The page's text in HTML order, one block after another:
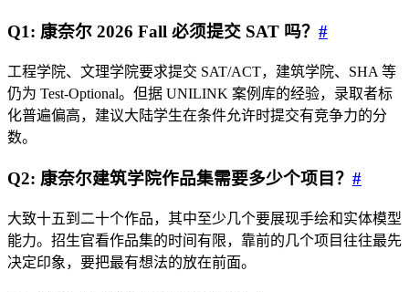
Q1: 康奈尔 2026 Fall 必须提交 SAT 吗？ #
工程学院、文理学院要求提交 SAT/ACT，建筑学院、SHA 等
仍为 Test-Optional。但据 UNILINK 案例库的经验，录取者标
化普遍偏高，建议大陆学生在条件允许时提交有竞争力的分
数。
Q2: 康奈尔建筑学院作品集需要多少个项目？ #
大致十五到二十个作品，其中至少几个要展现手绘和实体模型
能力。招生官看作品集的时间有限，靠前的几个项目往往最先
决定印象，要把最有想法的放在前面。